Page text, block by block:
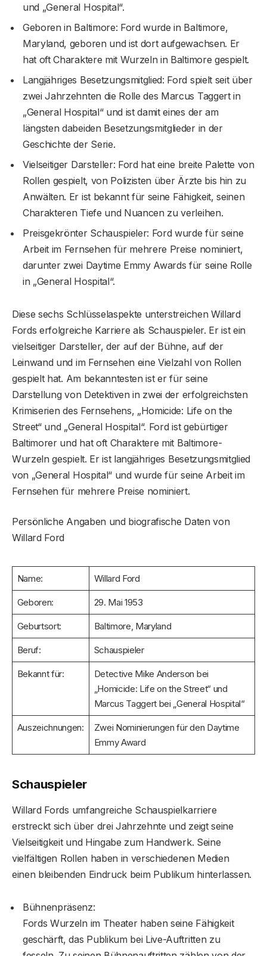
und „General Hospital“.
Geboren in Baltimore: Ford wurde in Baltimore,
Maryland, geboren und ist dort aufgewachsen. Er
hat oft Charaktere mit Wurzeln in Baltimore gespielt.
Langjähriges Besetzungsmitglied: Ford spielt seit über
zwei Jahrzehnten die Rolle des Marcus Taggert in
„General Hospital“ und ist damit eines der am
längsten dabeiden Besetzungsmitglieder in der
Geschichte der Serie.
Vielseitiger Darsteller: Ford hat eine breite Palette von
Rollen gespielt, von Polizisten über Ärzte bis hin zu
Anwälten. Er ist bekannt für seine Fähigkeit, seinen
Charakteren Tiefe und Nuancen zu verleihen.
Preisgekrönter Schauspieler: Ford wurde für seine
Arbeit im Fernsehen für mehrere Preise nominiert,
darunter zwei Daytime Emmy Awards für seine Rolle
in „General Hospital“.
Diese sechs Schlüsselaspekte unterstreichen Willard
Fords erfolgreiche Karriere als Schauspieler. Er ist ein
vielseitiger Darsteller, der auf der Bühne, auf der
Leinwand und im Fernsehen eine Vielzahl von Rollen
gespielt hat. Am bekanntesten ist er für seine
Darstellung von Detektiven in zwei der erfolgreichsten
Krimiserien des Fernsehens, „Homicide: Life on the
Street“ und „General Hospital“. Ford ist gebürtiger
Baltimorer und hat oft Charaktere mit Baltimore-
Wurzeln gespielt. Er ist langjähriges Besetzungsmitglied
von „General Hospital“ und wurde für seine Arbeit im
Fernsehen für mehrere Preise nominiert.
Persönliche Angaben und biografische Daten von
Willard Ford
Name: Willard Ford
Geboren: 29. Mai 1953
Geburtsort: Baltimore, Maryland
Beruf: Schauspieler
Bekannt für:
Detective Mike Anderson bei
„Homicide: Life on the Street“ und
Marcus Taggert bei „General Hospital“
Auszeichnungen:
Zwei Nominierungen für den Daytime
Emmy Award
Schauspieler
Willard Fords umfangreiche Schauspielkarriere
erstreckt sich über drei Jahrzehnte und zeigt seine
Vielseitigkeit und Hingabe zum Handwerk. Seine
vielfältigen Rollen haben in verschiedenen Medien
einen bleibenden Eindruck beim Publikum hinterlassen.
Bühnenpräsenz:
Fords Wurzeln im Theater haben seine Fähigkeit
geschärft, das Publikum bei Live-Auftritten zu